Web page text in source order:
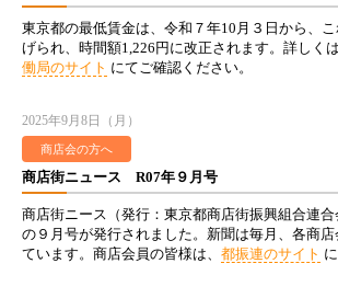
東京都の最低賃金は、令和７年10月３日から、
げられ、時間額1,226円に改正されます。詳しくは
働局のサイト にてご確認ください。
2025年9月8日（月）
商店会の方へ
商店街ニュース R07年９月号
商店街ニース（発行：東京都商店街振興組合連
の９月号が発行されました。新聞は毎月、各商
ています。商店会員の皆様は、 都振連のサイト